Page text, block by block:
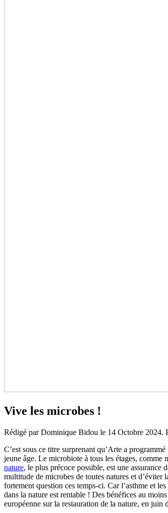
Vive les microbes !
Rédigé par Dominique Bidou le 14 Octobre 2024.
C’est sous ce titre surprenant qu’Arte a
jeune âge. Le microbiote à tous les étages,
nature, le plus précoce possible, est une
multitude de microbes de toutes natures et
fortement question ces temps-ci. Car l’asthme et
dans la nature est rentable ! Des bénéfices au
européenne sur la restauration de la nature, en juin